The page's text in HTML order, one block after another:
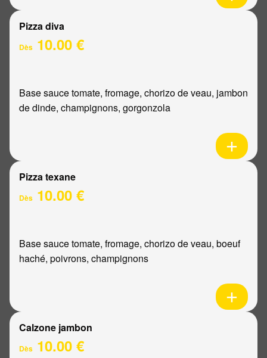
Pizza diva
Dès 10.00 €
Base sauce tomate, fromage, chorizo de veau, jambon
de dinde, champignons, gorgonzola
Pizza texane
Dès 10.00 €
Base sauce tomate, fromage, chorizo de veau, boeuf
haché, poivrons, champignons
Calzone jambon
Dès 10.00 €